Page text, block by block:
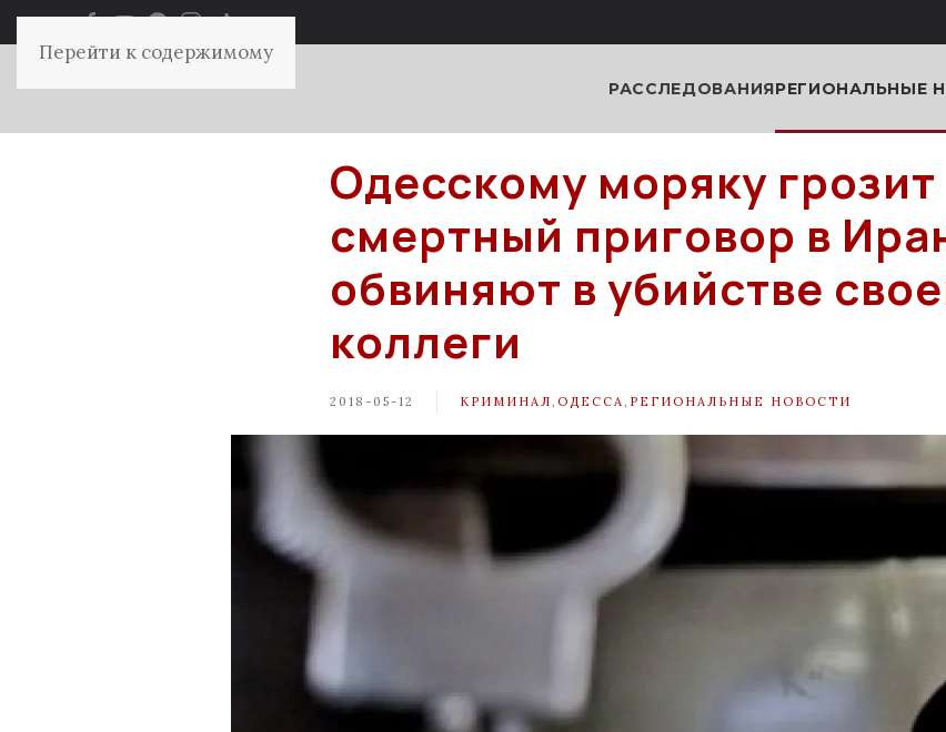
Перейти к содержимому
РАССЛЕДОВАНИЯРЕГИОНАЛЬНЫЕ
Одесскому моряку грозит
смертный приговор в
обвиняют в убийстве
коллеги
2018-05-12 КРИМИНАЛ ОДЕССА РЕГИОНАЛЬНЫЕ НОВОСТИ